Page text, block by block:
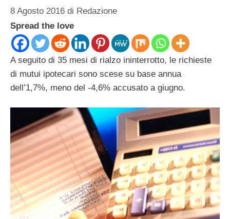
8 Agosto 2016 di Redazione
Spread the love
A seguito di 35 mesi di rialzo ininterrotto, le richieste
di mutui ipotecari sono scese su base annua
dell’1,7%, meno del -4,6% accusato a giugno.